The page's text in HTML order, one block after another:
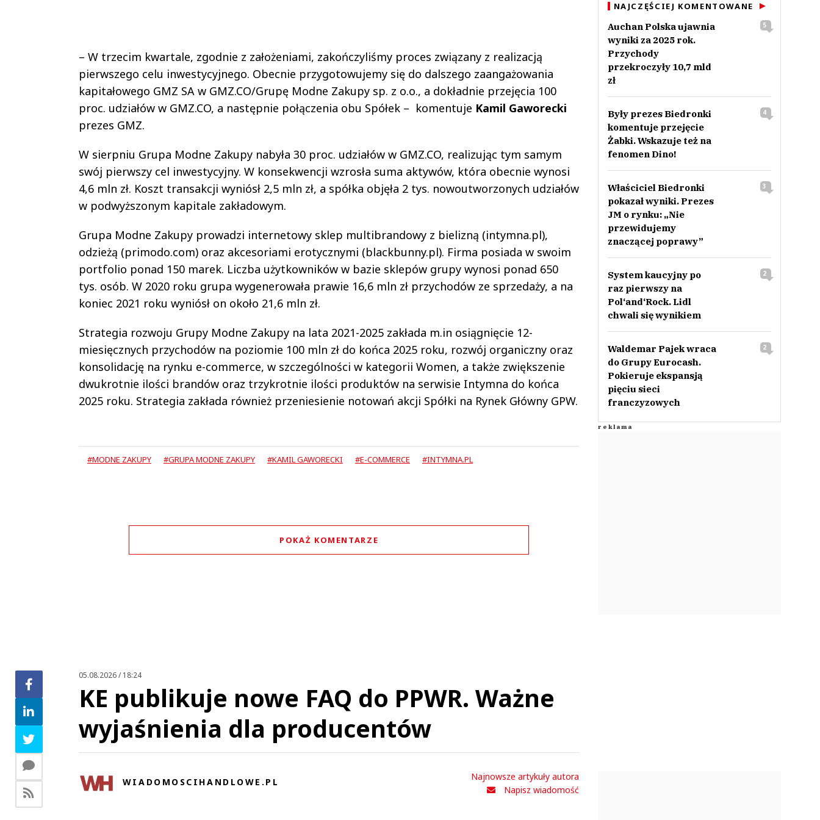
– W trzecim kwartale, zgodnie z założeniami, zakończyliśmy proces związany z realizacją
pierwszego celu inwestycyjnego. Obecnie przygotowujemy się do dalszego zaangażowania
kapitałowego GMZ SA w GMZ.CO/Grupę Modne Zakupy sp. z o.o., a dokładnie przejęcia 100
proc. udziałów w GMZ.CO, a następnie połączenia obu Spółek – komentuje Kamil Gaworecki
prezes GMZ.
W sierpniu Grupa Modne Zakupy nabyła 30 proc. udziałów w GMZ.CO, realizując tym samym
swój pierwszy cel inwestycyjny. W konsekwencji wzrosła suma aktywów, która obecnie wynosi
4,6 mln zł. Koszt transakcji wyniósł 2,5 mln zł, a spółka objęła 2 tys. nowoutworzonych udziałów
w podwyższonym kapitale zakładowym.
Grupa Modne Zakupy prowadzi internetowy sklep multibrandowy z bielizną (intymna.pl),
odzieżą (primodo.com) oraz akcesoriami erotycznymi (blackbunny.pl). Firma posiada w swoim
portfolio ponad 150 marek. Liczba użytkowników w bazie sklepów grupy wynosi ponad 650
tys. osób. W 2020 roku grupa wygenerowała prawie 16,6 mln zł przychodów ze sprzedaży, a na
koniec 2021 roku wyniósł on około 21,6 mln zł.
Strategia rozwoju Grupy Modne Zakupy na lata 2021-2025 zakłada m.in osiągnięcie 12-
miesięcznych przychodów na poziomie 100 mln zł do końca 2025 roku, rozwój organiczny oraz
konsolidację na rynku e-commerce, w szczególności w kategorii Women, a także zwiększenie
dwukrotnie ilości brandów oraz trzykrotnie ilości produktów na serwisie Intymna do końca
2025 roku. Strategia zakłada również przeniesienie notowań akcji Spółki na Rynek Główny GPW.
#MODNE ZAKUPY #GRUPA MODNE ZAKUPY #KAMIL GAWORECKI #E-COMMERCE #INTYMNA.PL
POKAŻ KOMENTARZE
NAJCZĘŚCIEJ KOMENTOWANE
Auchan Polska ujawnia
wyniki za 2025 rok.
Przychody
przekroczyły 10,7 mld
zł
5
Były prezes Biedronki
komentuje przejęcie
Żabki. Wskazuje też na
fenomen Dino!
4
Właściciel Biedronki
pokazał wyniki. Prezes
JM o rynku: „Nie
przewidujemy
znaczącej poprawy”
3
System kaucyjny po
raz pierwszy na
Pol‘and‘Rock. Lidl
chwali się wynikiem
2
Waldemar Pajek wraca
do Grupy Eurocash.
Pokieruje ekspansją
pięciu sieci
franczyzowych
2
05.08.2026 / 18:24
KE publikuje nowe FAQ do PPWR. Ważne
wyjaśnienia dla producentów
WIADOMOSCIHANDLOWE.PL
Najnowsze artykuły autora
Napisz wiadomość